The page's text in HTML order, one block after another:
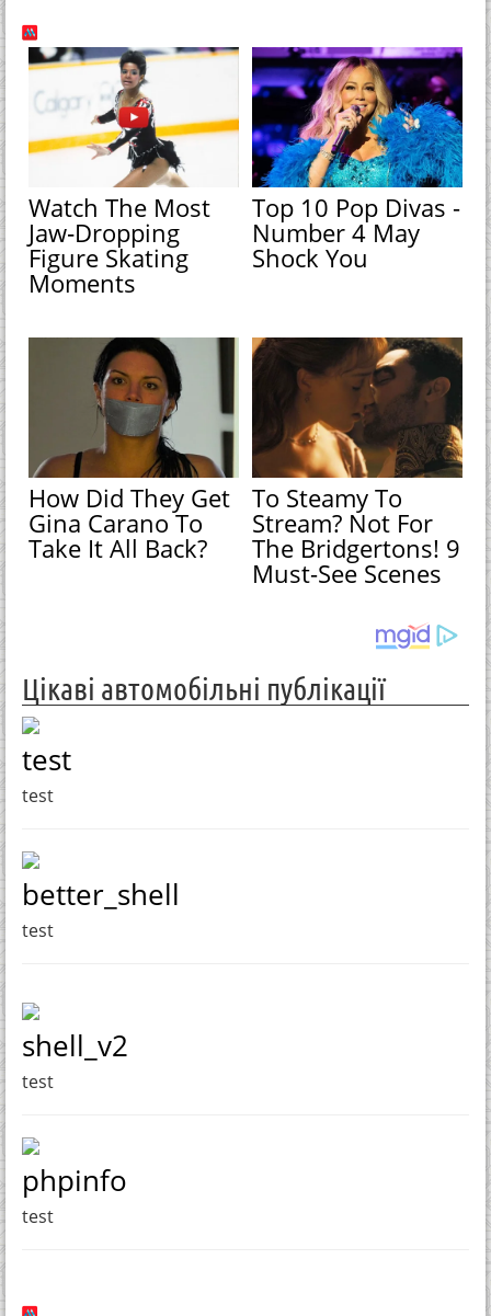
Watch The Most
Jaw‑Dropping
Figure Skating
Moments
Top 10 Pop Divas -
Number 4 May
Shock You
How Did They Get
Gina Carano To
Take It All Back?
To Steamy To
Stream? Not For
The Bridgertons! 9
Must-See Scenes
Цікаві автомобільні публікації
test
test
better_shell
test
shell_v2
test
phpinfo
test